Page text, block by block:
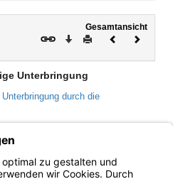
Gesamtansicht
Download
DruckenVorheriges
Unterbringung
durch die
durch die fachliche